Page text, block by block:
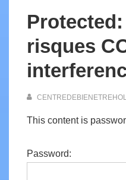
risques
This content is
Password: